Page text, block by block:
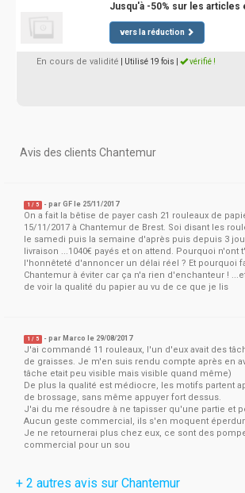
Jusqu'à -50% sur les articles
vers la réduction
En cours de validité | Utilisé 19 fois vérifié !
Avis des clients Chantemur
1 / 5 - parGF le 25/11/2017
On a fait la bêtise de payer cash 21 rouleaux de
15/11/2017 à Chantemur de Brest. Soi disant les
le samedi puis la semaine d'après puis depuis 3
livraison ...1040€ payés et on attend. Pourquoi n'ont
l'honnêteté d'annoncer un délai réel ? Et pourquoi
Chantemur à éviter car ça n'a rien d'enchanteur !
de voir la qualité du papier au vu de ce que je lis
1 / 5 - par Marco le 29/08/2017
J'ai commandé 11 rouleaux, l'un d'eux avait des
de graisses. Je m'en suis rendu compte après en
tâche etait peu visible mais visible quand même)
De plus la qualité est médiocre, les motifs partent
de brossage, sans même appuyer fort dessus.
J'ai du me résoudre à ne tapisser qu'une partie et
Aucun geste commercial, ils s'en moquent
Je ne retournerai plus chez eux, ce sont des
commercial pour un sou
+ 2 autres avis sur Chantemur